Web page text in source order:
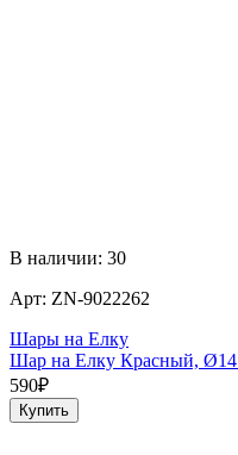
В наличии: 30
Арт: ZN-9022262
Шары на Елку
Шар на Елку Красный,
590₽
Купить